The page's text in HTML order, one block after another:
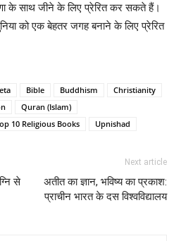
के साथ जीने के लिए प्रेरित कर सकते हैं।
को एक बेहतर जगह बनाने के लिए प्रेरित
Bible Buddhism
Christianity
Quran (Islam)
10 Religious Books Upnishad
से
Next article
अतीत का ज्ञान, भविष्य का प्रकाश:
प्राचीन भारत के दस विश्वविद्यालय